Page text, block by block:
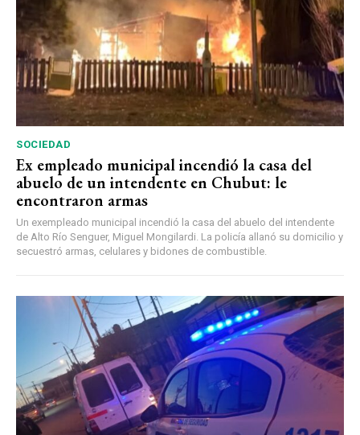
SOCIEDAD
Ex empleado municipal incendió la casa del
abuelo de un intendente en Chubut: le
encontraron armas
Un exempleado municipal incendió la casa del abuelo del intendente
de Alto Río Senguer, Miguel Mongilardi. La policía allanó su domicilio y
secuestró armas, celulares y bidones de combustible.